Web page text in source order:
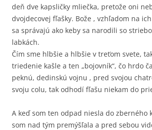
deň dve kapsličky mliečka, pretože oni
dvojdecovej fľašky. Bože , vzhľadom na
sa správajú ako keby sa narodili so
labkách.
Čím sme hlbšie a hlbšie v treťom svete,
triedenie kašle a ten „bojovník“, čo hrdo
peknú, dedinskú vojnu , pred svojou
svoju colu, tak odhodí fľašu niekam do
A keď som ten odpad niesla do zberného
som nad tým premýšľala a pred sebou